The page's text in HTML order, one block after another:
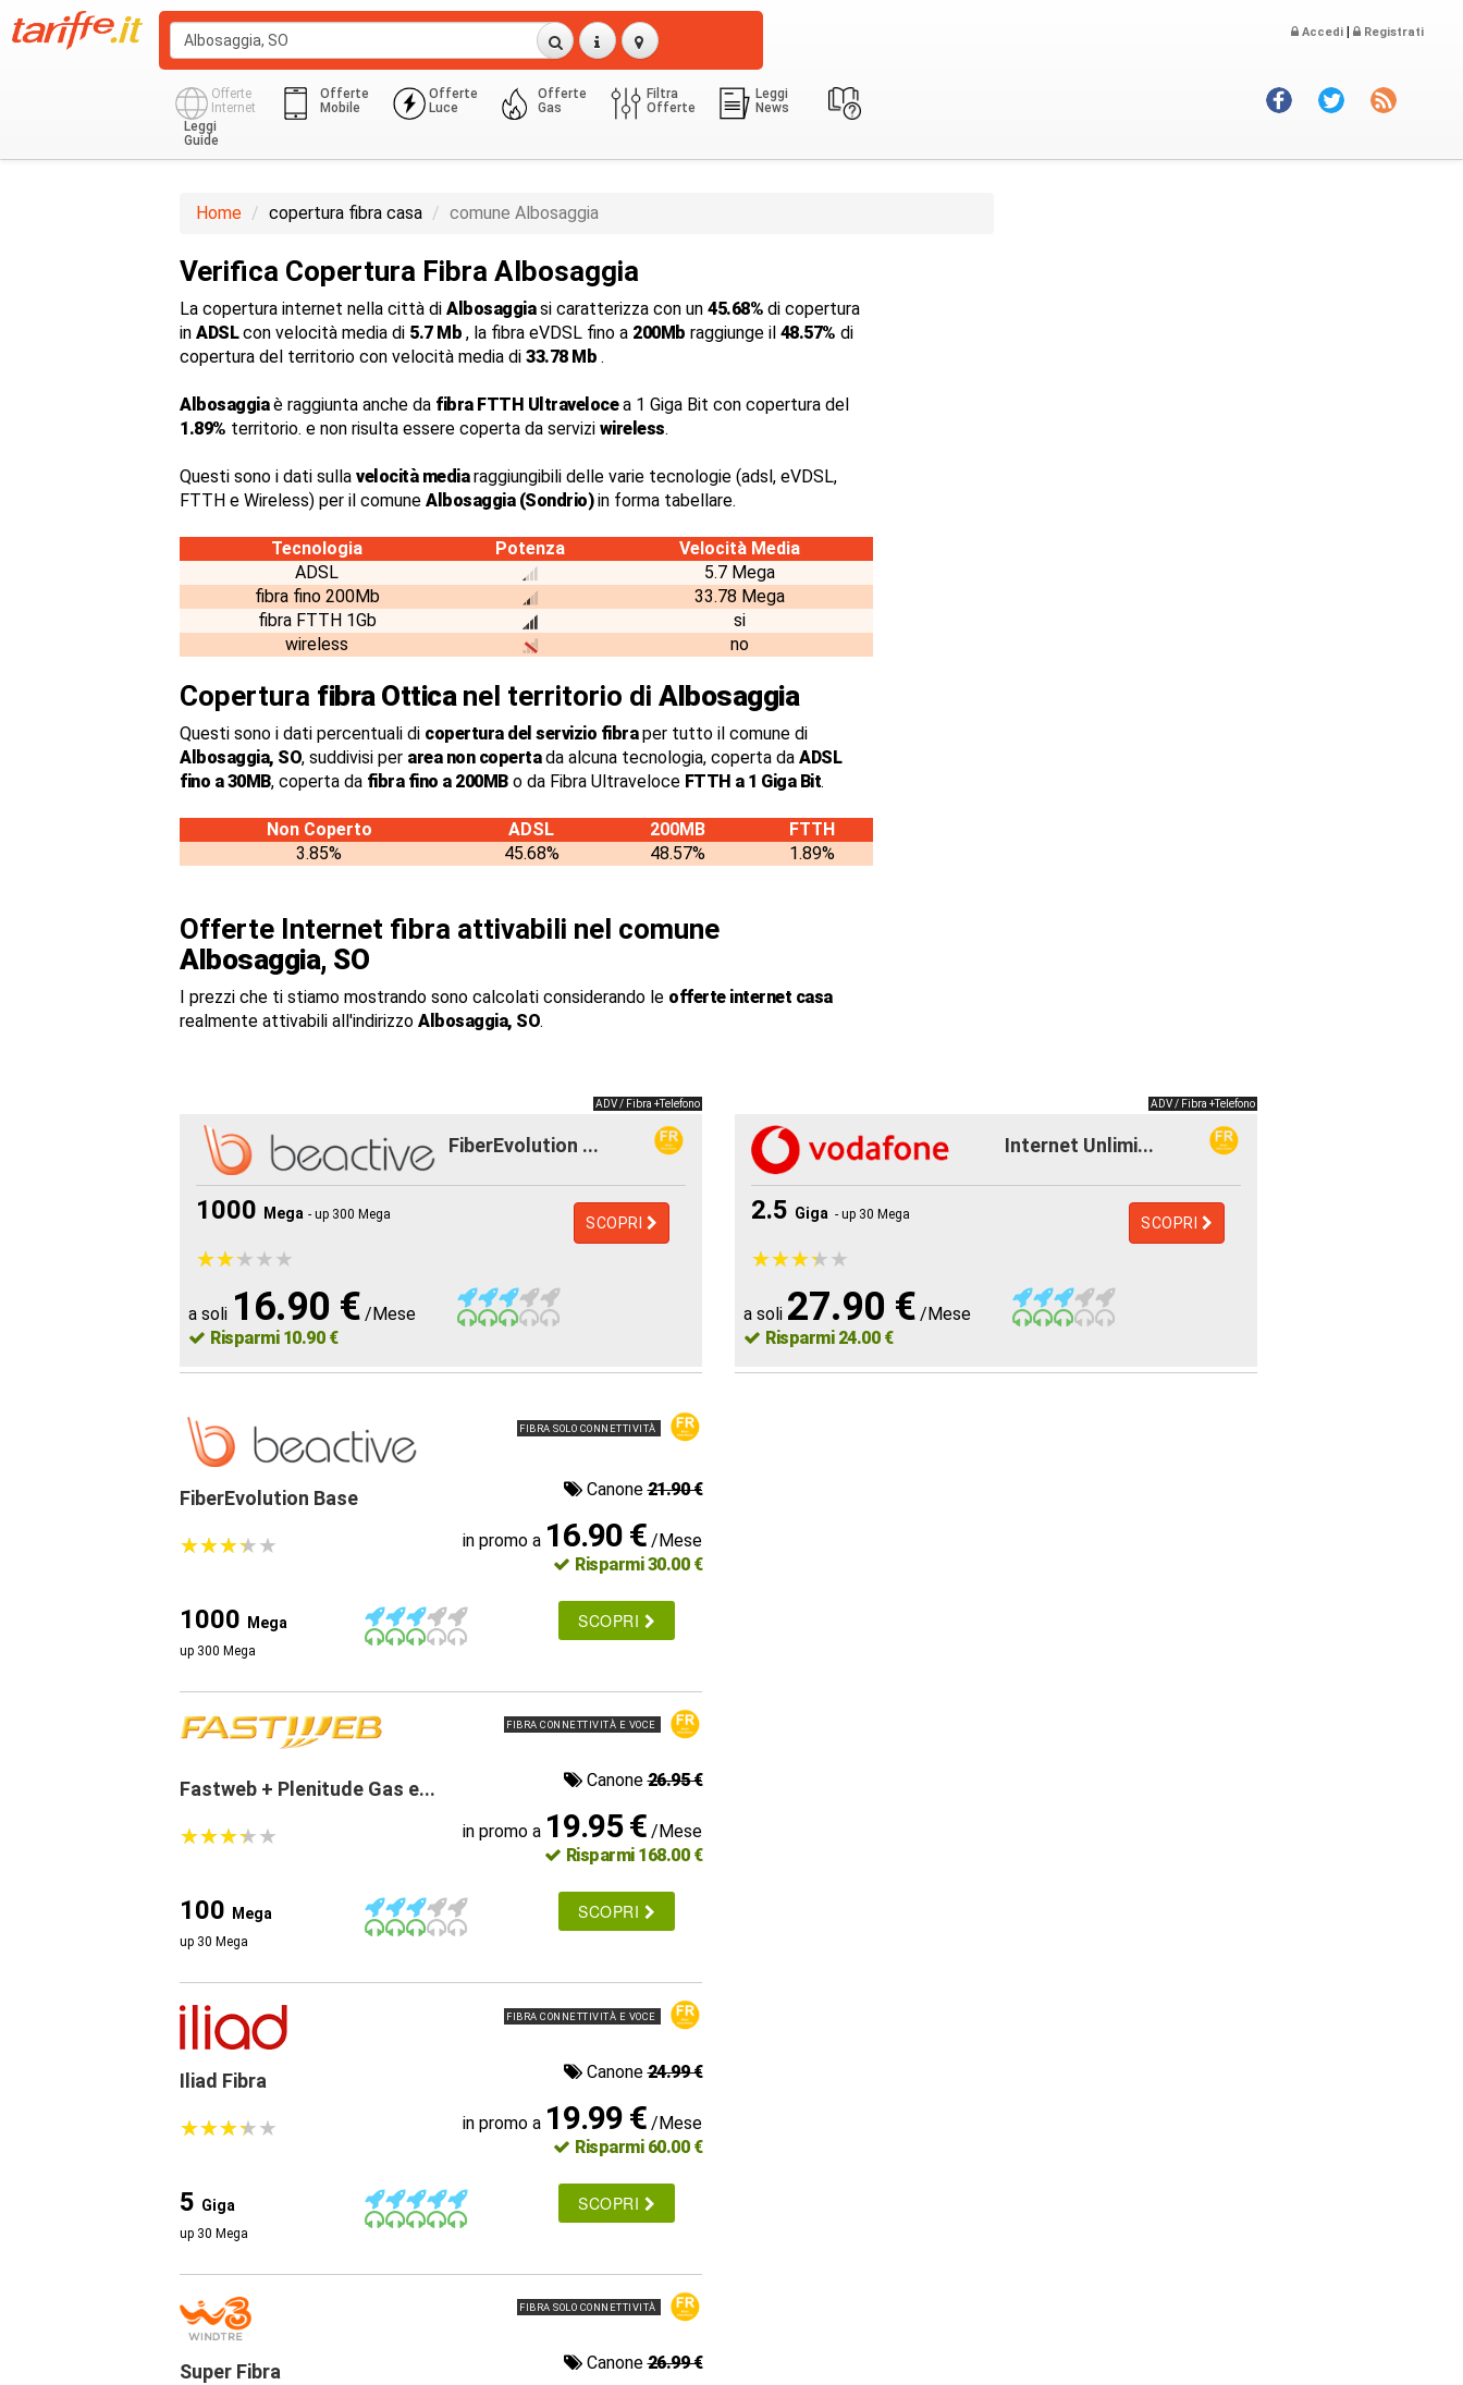
Accedi | Registrati
Offerte
Internet
Offerte
Mobile
Offerte
Luce
Offerte
Gas
Filtra
Offerte
Leggi
News
Leggi
Guide
Home copertura fibra casa comune Albosaggia
Verifica Copertura Fibra Albosaggia
La copertura internet nella città di Albosaggiasi caratterizza con un 45.68% di copertura
in ADSLcon velocità media di 5.7 Mb , la fibra eVDSL fino a 200Mb raggiunge il 48.57% di
copertura del territorio con velocità media di 33.78 Mb .
Albosaggiaè raggiunta anche da fibra FTTH Ultravelocea 1 Giga Bit con copertura del
1.89% territorio. e non risulta essere coperta da servizi wireless.
Questi sono i dati sulla velocità mediaraggiungibili delle varie tecnologie (adsl, eVDSL,
FTTH e Wireless) per il comune Albosaggia (Sondrio)in forma tabellare.
Tecnologia Potenza
Velocità Media
ADSL
5.7 Mega
fibra fino 200Mb
33.78 Mega
fibra FTTH 1Gb
si
wireless
no
Copertura fibra Otticanel territorio di Albosaggia
Questi sono i dati percentuali di copertura del servizio fibraper tutto il comune di
Albosaggia, SO, suddivisi per area non copertada alcuna tecnologia, coperta da ADSL
fino a 30MB, coperta da fibra fino a 200MBo da Fibra Ultraveloce FTTH a 1 Giga Bit.
Non Coperto ADSL 200MB
FTTH
3.85%
45.68% 48.57% 1.89%
Offerte Internet fibra attivabili nel comune
Albosaggia, SO
I prezzi che ti stiamo mostrando sono calcolati considerando le offerte internet casa
realmente attivabili all'indirizzo Albosaggia, SO.
ADV / Fibra +Telefono
FiberEvolution ...
1000 Mega - up 300 Mega SCOPRI
★★★★★
★★★★★
a soli 16.90 € /Mese
Risparmi 10.90 €
ADV / Fibra +Telefono
Internet Unlimi...
2.5 Giga - up 30 Mega SCOPRI
★★★★★
★★★★★
a soli 27.90 € /Mese
Risparmi 24.00 €
FIBRA SOLO CONNETTIVITÀ
FiberEvolution Base Canone21.90 €
★★★★★
★★★★★ in promo a 16.90 € /Mese
Risparmi 30.00 €
1000 Mega
up 300 Mega
SCOPRI
FIBRA CONNETTIVITÀ E VOCE
Fastweb + Plenitude Gas e... Canone26.95 €
★★★★★
★★★★★ in promo a 19.95 € /Mese
Risparmi 168.00 €
100 Mega
up 30 Mega
SCOPRI
FIBRA CONNETTIVITÀ E VOCE
Iliad Fibra Canone24.99 €
★★★★★
★★★★★ in promo a 19.99 € /Mese
Risparmi 60.00 €
5 Giga
up 30 Mega
SCOPRI
FIBRA SOLO CONNETTIVITÀ
Super Fibra Canone26.99 €